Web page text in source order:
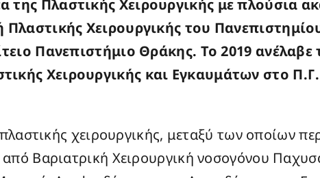
Πλαστικής Χειρουργικής με πλούσια
Πλαστικής Χειρουργικής του
Πανεπιστήμιο Θράκης. Το 2019 ανέλαβε
Χειρουργικής και Εγκαυμάτων στο
χειρουργικής, μεταξύ των οποίων
Βαριατρική Χειρουργική νοσογόνου